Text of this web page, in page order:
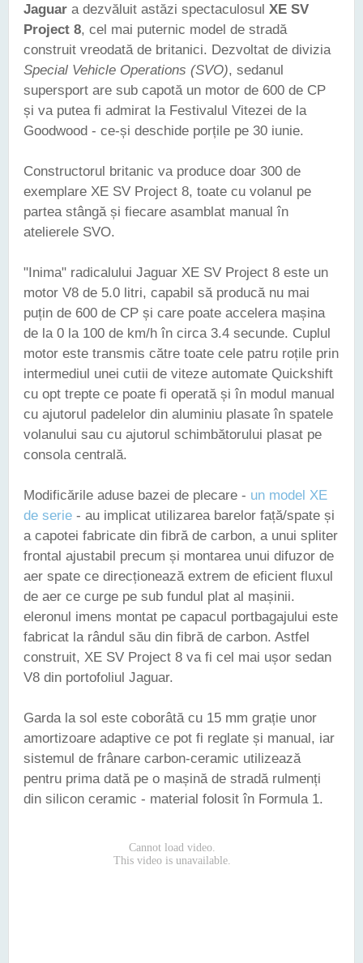
Jaguar a dezvăluit astăzi spectaculosul XE SV
Project 8, cel mai puternic model de stradă
construit vreodată de britanici. Dezvoltat de divizia
Special Vehicle Operations (SVO), sedanul
supersport are sub capotă un motor de 600 de CP
și va putea fi admirat la Festivalul Vitezei de la
Goodwood - ce-și deschide porțile pe 30 iunie.
Constructorul britanic va produce doar 300 de
exemplare XE SV Project 8, toate cu volanul pe
partea stângă și fiecare asamblat manual în
atelierele SVO.
"Inima" radicalului Jaguar XE SV Project 8 este un
motor V8 de 5.0 litri, capabil să producă nu mai
puțin de 600 de CP și care poate accelera mașina
de la 0 la 100 de km/h în circa 3.4 secunde. Cuplul
motor este transmis către toate cele patru roțile prin
intermediul unei cutii de viteze automate Quickshift
cu opt trepte ce poate fi operată și în modul manual
cu ajutorul padelelor din aluminiu plasate în spatele
volanului sau cu ajutorul schimbătorului plasat pe
consola centrală.
Modificările aduse bazei de plecare - un model XE
de serie - au implicat utilizarea barelor față/spate și
a capotei fabricate din fibră de carbon, a unui spliter
frontal ajustabil precum și montarea unui difuzor de
aer spate ce direcționează extrem de eficient fluxul
de aer ce curge pe sub fundul plat al mașinii.
eleronul imens montat pe capacul portbagajului este
fabricat la rândul său din fibră de carbon. Astfel
construit, XE SV Project 8 va fi cel mai ușor sedan
V8 din portofoliul Jaguar.
Garda la sol este coborâtă cu 15 mm grație unor
amortizoare adaptive ce pot fi reglate și manual, iar
sistemul de frânare carbon-ceramic utilizează
pentru prima dată pe o mașină de stradă rulmenți
din silicon ceramic - material folosit în Formula 1.